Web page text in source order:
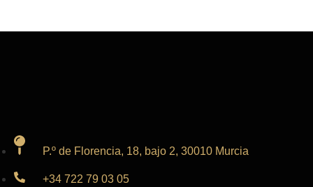
P.º de Florencia, 18, bajo 2, 30010 Murcia
+34 722 79 03 05